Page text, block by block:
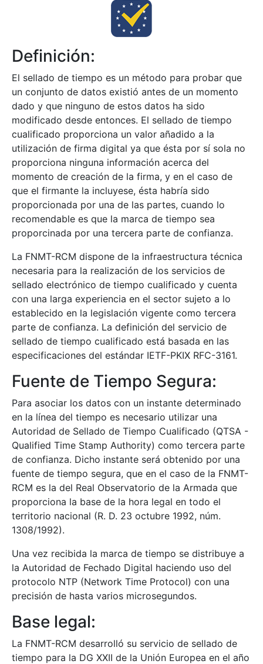
Definición:
El sellado de tiempo es un método para probar que
un conjunto de datos existió antes de un momento
dado y que ninguno de estos datos ha sido
modificado desde entonces. El sellado de tiempo
cualificado proporciona un valor añadido a la
utilización de firma digital ya que ésta por sí sola no
proporciona ninguna información acerca del
momento de creación de la firma, y en el caso de
que el firmante la incluyese, ésta habría sido
proporcionada por una de las partes, cuando lo
recomendable es que la marca de tiempo sea
proporcinada por una tercera parte de confianza.
La FNMT-RCM dispone de la infraestructura técnica
necesaria para la realización de los servicios de
sellado electrónico de tiempo cualificado y cuenta
con una larga experiencia en el sector sujeto a lo
establecido en la legislación vigente como tercera
parte de confianza. La definición del servicio de
sellado de tiempo cualificado está basada en las
especificaciones del estándar IETF-PKIX RFC-3161.
Fuente de Tiempo Segura:
Para asociar los datos con un instante determinado
en la línea del tiempo es necesario utilizar una
Autoridad de Sellado de Tiempo Cualificado (QTSA -
Qualified Time Stamp Authority) como tercera parte
de confianza. Dicho instante será obtenido por una
fuente de tiempo segura, que en el caso de la FNMT-
RCM es la del Real Observatorio de la Armada que
proporciona la base de la hora legal en todo el
territorio nacional (R. D. 23 octubre 1992, núm.
1308/1992).
Una vez recibida la marca de tiempo se distribuye a
la Autoridad de Fechado Digital haciendo uso del
protocolo NTP (Network Time Protocol) con una
precisión de hasta varios microsegundos.
Base legal:
La FNMT-RCM desarrolló su servicio de sellado de
tiempo para la DG XXII de la Unión Europea en el año